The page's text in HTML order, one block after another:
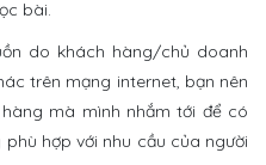
bài.
do khách hàng/chủ doanh
trên mạng internet, bạn nên
mà mình nhắm tới để có
hợp với nhu cầu của người